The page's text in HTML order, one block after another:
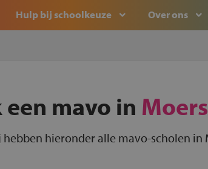
Hulp bij schoolkeuze Over ons
mavo in
hieronder alle mavo-scholen